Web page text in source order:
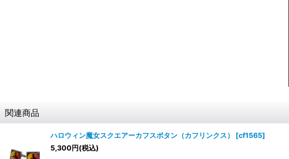
関連商品
ハロウィン魔女スクエアーカフスボタン（カフリンクス） [cf1565]
5,300円(税込)